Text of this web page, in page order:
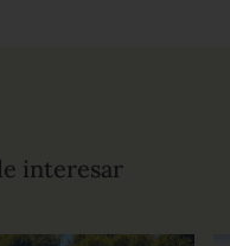
interesar